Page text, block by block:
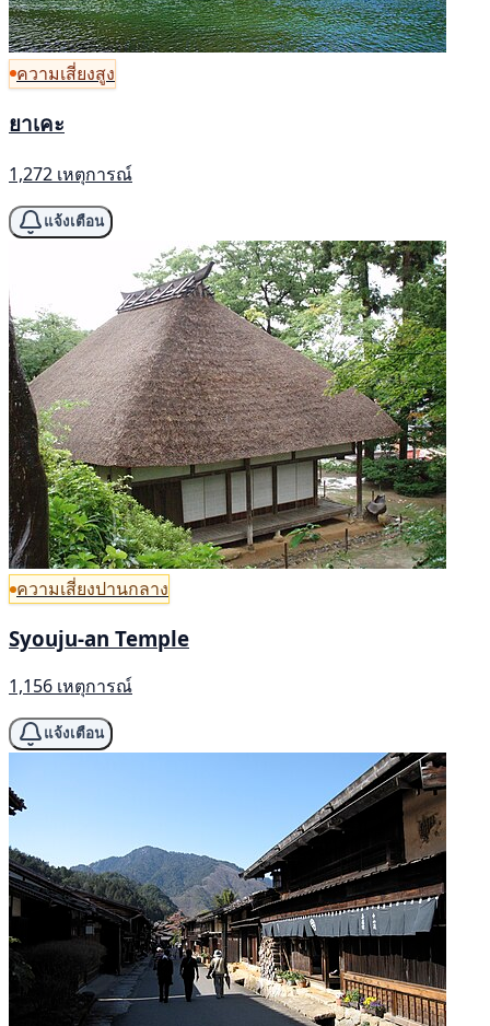
ความเสี่ยงสูง
ยาเคะ
1,272 เหตุการณ์
แจ้งเตือน
ความเสี่ยงปานกลาง
Syouju-an Temple
1,156 เหตุการณ์
แจ้งเตือน